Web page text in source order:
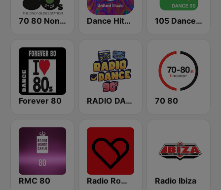
70 80 Non Stop Dance Hits 90 - United Music 105 Dance 90
Forever 80 RADIO DANCE anni 90 70 80
RMC 80 Radio Romeo And Juliet Radio Ibiza